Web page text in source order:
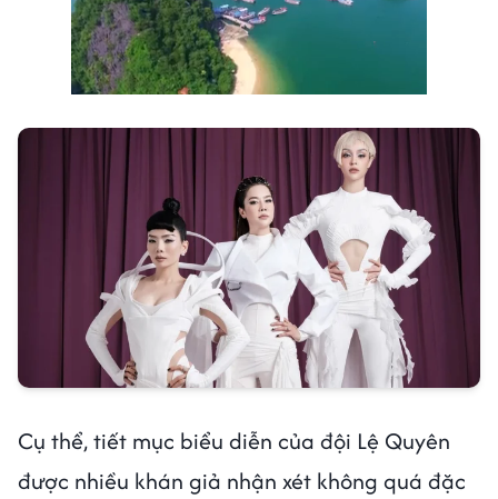
Next video in 2
Cụ thể, tiết mục biểu diễn của đội Lệ Quyên
được nhiều khán giả nhận xét không quá đặc